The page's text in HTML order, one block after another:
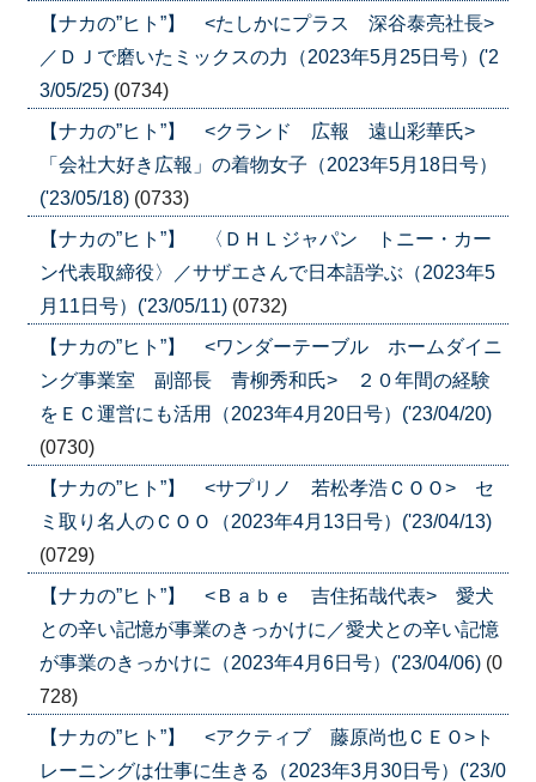
【ナカの”ヒト”】 <たしかにプラス 深谷泰亮社長>
／ＤＪで磨いたミックスの力（2023年5月25日号）('2
3/05/25) (0734)
【ナカの”ヒト”】 <クランド 広報 遠山彩華氏>
「会社大好き広報」の着物女子（2023年5月18日号）
('23/05/18) (0733)
【ナカの”ヒト”】 〈ＤＨＬジャパン トニー・カー
ン代表取締役〉／サザエさんで日本語学ぶ（2023年5
月11日号）('23/05/11) (0732)
【ナカの”ヒト”】 <ワンダーテーブル ホームダイニ
ング事業室 副部長 青柳秀和氏> ２０年間の経験
をＥＣ運営にも活用（2023年4月20日号）('23/04/20)
(0730)
【ナカの”ヒト”】 <サプリノ 若松孝浩ＣＯＯ> セ
ミ取り名人のＣＯＯ（2023年4月13日号）('23/04/13)
(0729)
【ナカの”ヒト”】 <Ｂａｂｅ 吉住拓哉代表> 愛犬
との辛い記憶が事業のきっかけに／愛犬との辛い記憶
が事業のきっかけに（2023年4月6日号）('23/04/06) (0
728)
【ナカの”ヒト”】 <アクティブ 藤原尚也ＣＥＯ>ト
レーニングは仕事に生きる（2023年3月30日号）('23/0